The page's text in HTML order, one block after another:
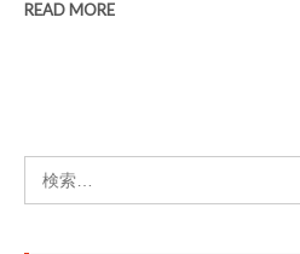
READ MORE
索: